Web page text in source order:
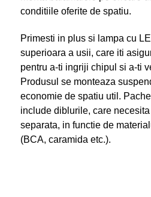
conditiile oferite de spatiu.
Primesti in plus si lampa cu
superioara a usii, care iti
pentru a-ti ingriji chipul si a-ti
Produsul se monteaza
economie de spatiu util.
include diblurile, care
separata, in functie de
(BCA, caramida etc.).